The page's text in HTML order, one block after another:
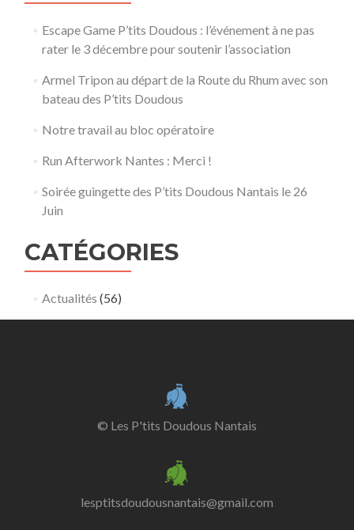
Escape Game P’tits Doudous : l’événement à ne pas
rater le 3 décembre pour soutenir l’association
Armel Tripon au départ de la Route du Rhum avec son
bateau des P’tits Doudous
Notre travail au bloc opératoire
Run Afterwork Nantes : Merci !
Soirée guingette des P’tits Doudous Nantais le 26
Juin
CATÉGORIES
Actualités (56)
© Les P'tits Doudous Nantais
lesptitsdoudousnantais@gmail.com